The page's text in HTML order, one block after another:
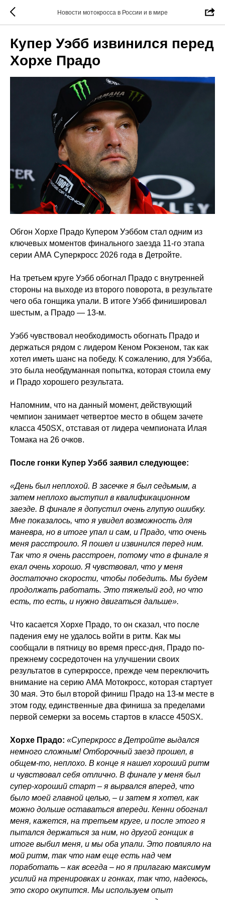
Новости мотокросса в России и в мире
Купер Уэбб извинился перед
Хорхе Прадо
Обгон Хорхе Прадо Купером Уэббом стал одним из
ключевых моментов финального заезда 11-го этапа
серии АМА Суперкросс 2026 года в Детройте.
На третьем круге Уэбб обогнал Прадо с внутренней
стороны на выходе из второго поворота, в результате
чего оба гонщика упали. В итоге Уэбб финишировал
шестым, а Прадо — 13-м.
Уэбб чувствовал необходимость обогнать Прадо и
держаться рядом с лидером Кеном Рокзеном, так как
хотел иметь шанс на победу. К сожалению, для Уэбба,
это была необдуманная попытка, которая стоила ему
и Прадо хорошего результата.
Напомним, что на данный момент, действующий
чемпион занимает четвертое место в общем зачете
класса 450SX, отставая от лидера чемпионата Илая
Томака на 26 очков.
После гонки Купер Уэбб заявил следующее:
«День был неплохой. В засечке я был седьмым, а
затем неплохо выступил в квалификационном
заезде. В финале я допустил очень глупую ошибку.
Мне показалось, что я увидел возможность для
маневра, но в итоге упал и сам, и Прадо, что очень
меня расстроило. Я пошел и извинился перед ним.
Так что я очень расстроен, потому что в финале я
ехал очень хорошо. Я чувствовал, что у меня
достаточно скорости, чтобы победить. Мы будем
продолжать работать. Это тяжелый год, но что
есть, то есть, и нужно двигаться дальше».
Что касается Хорхе Прадо, то он сказал, что после
падения ему не удалось войти в ритм. Как мы
сообщали в пятницу во время пресс-дня, Прадо по-
прежнему сосредоточен на улучшении своих
результатов в суперкроссе, прежде чем переключить
внимание на серию АМА Мотокросс, которая стартует
30 мая. Это был второй финиш Прадо на 13-м месте в
этом году, единственные два финиша за пределами
первой семерки за восемь стартов в классе 450SX.
Хорхе Прадо: «Суперкросс в Детройте выдался
немного сложным! Отборочный заезд прошел, в
общем-то, неплохо. В конце я нашел хороший ритм
и чувствовал себя отлично. В финале у меня был
супер-хороший старт – я вырвался вперед, что
было моей главной целью, – и затем я хотел, как
можно дольше оставаться впереди. Кенни обогнал
меня, кажется, на третьем круге, и после этого я
пытался держаться за ним, но другой гонщик в
итоге выбил меня, и мы оба упали. Это повлияло на
мой ритм, так что нам еще есть над чем
поработать – как всегда – но я прилагаю максимум
усилий на тренировках и гонках, так что, надеюсь,
это скоро окупится. Мы используем опыт